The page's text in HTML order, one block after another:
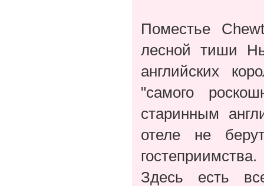
Поместье
лесной тиши
английских
"самого
старинным
отеле не
гостеприимства.
Здесь есть